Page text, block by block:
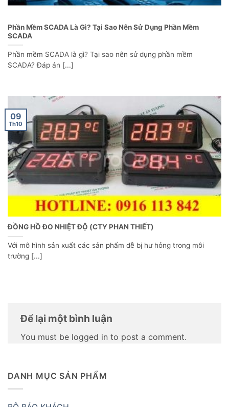
Phần Mềm SCADA Là Gì? Tại Sao Nên Sử Dụng Phần Mềm
SCADA
Phần mềm SCADA là gì? Tại sao nên sử dụng phần mềm
SCADA? Đáp án [...]
ĐỒNG HỒ ĐO NHIỆT ĐỘ (CTY PHAN THIẾT)
Với mô hình sản xuất các sản phẩm dễ bị hư hỏng trong môi
trường [...]
09
Th10
Để lại một bình luận
You must be logged in to post a comment.
DANH MỤC SẢN PHẨM